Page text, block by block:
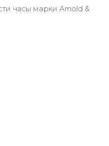
часы марки Arnold &